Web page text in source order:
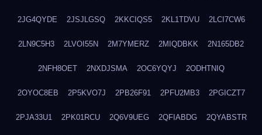
2JG4QYDE 2JSJLGSQ 2KKCIQS5 2KL1TDVU 2LCI7CW6
2LN9C5H3 2LVOI55N 2M7YMERZ 2MIQDBKK 2N165DB2
2NFH8OET 2NXDJSMA 2OC6YQYJ 2ODHTNIQ
2OYOC8EB 2P5KVO7J 2PB26F91 2PFU2MB3 2PGICZT7
2PJA33U1 2PK01RCU 2Q6V9UEG 2QFIABDG 2QYABSTR